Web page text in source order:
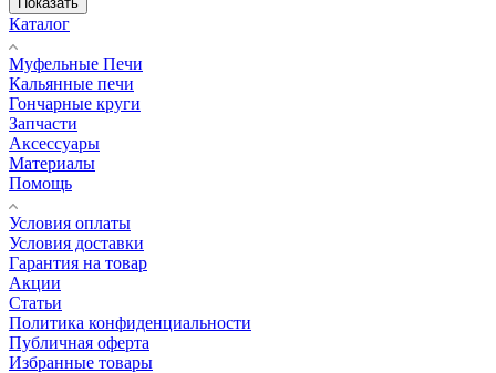
Каталог
Муфельные Печи
Кальянные печи
Гончарные круги
Запчасти
Аксессуары
Материалы
Помощь
Условия оплаты
Условия доставки
Гарантия на товар
Акции
Статьи
Политика конфиденциальности
Публичная оферта
Избранные товары